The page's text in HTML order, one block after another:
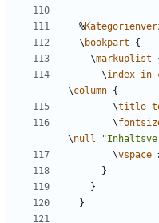
%
\ bookpart
{
\markuplist
\index-
\column {
\title-
\
\null
\vspace
}
}
}